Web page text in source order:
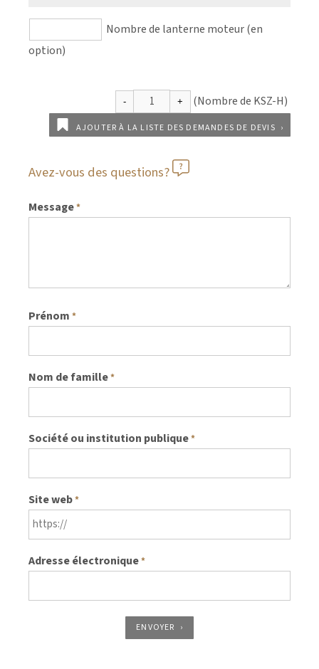
Nombre de lanterne moteur (en
option)
AJOUTER À LA LISTE DES DEMANDES DE DEVIS
Avez-vous des questions?
Message*
Prénom *
Nom de famille*
Société ou institution publique*
Site web*
Adresse électronique*
ENVOYER